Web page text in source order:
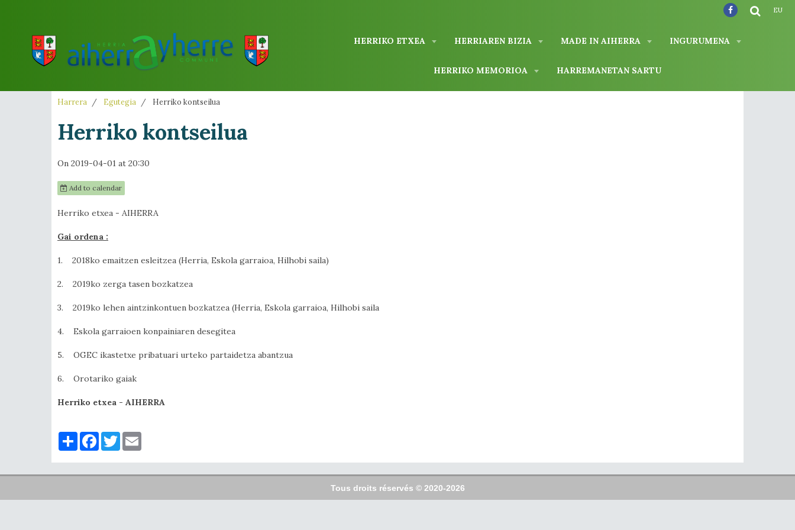
HERRIKO ETXEA HERRIAREN BIZIA MADE IN AIHERRA INGURUMENA
HERRIKO MEMORIOA HARREMANETAN SARTU
EU
Harrera Egutegia Herriko kontseilua
Herriko kontseilua
On 2019-04-01 at 20:30
Add to calendar
Herriko etxea - AIHERRA
Gai ordena :
1. 2018ko emaitzen esleitzea (Herria, Eskola garraioa, Hilhobi saila)
2. 2019ko zerga tasen bozkatzea
3. 2019ko lehen aintzinkontuen bozkatzea (Herria, Eskola garraioa, Hilhobi saila
4. Eskola garraioen konpainiaren desegitea
5. OGEC ikastetxe pribatuari urteko partaidetza abantzua
6. Orotariko gaiak
Herriko etxea - AIHERRA
PartagerFacebook
Twitter
Tous droits réservés © 2020-2026